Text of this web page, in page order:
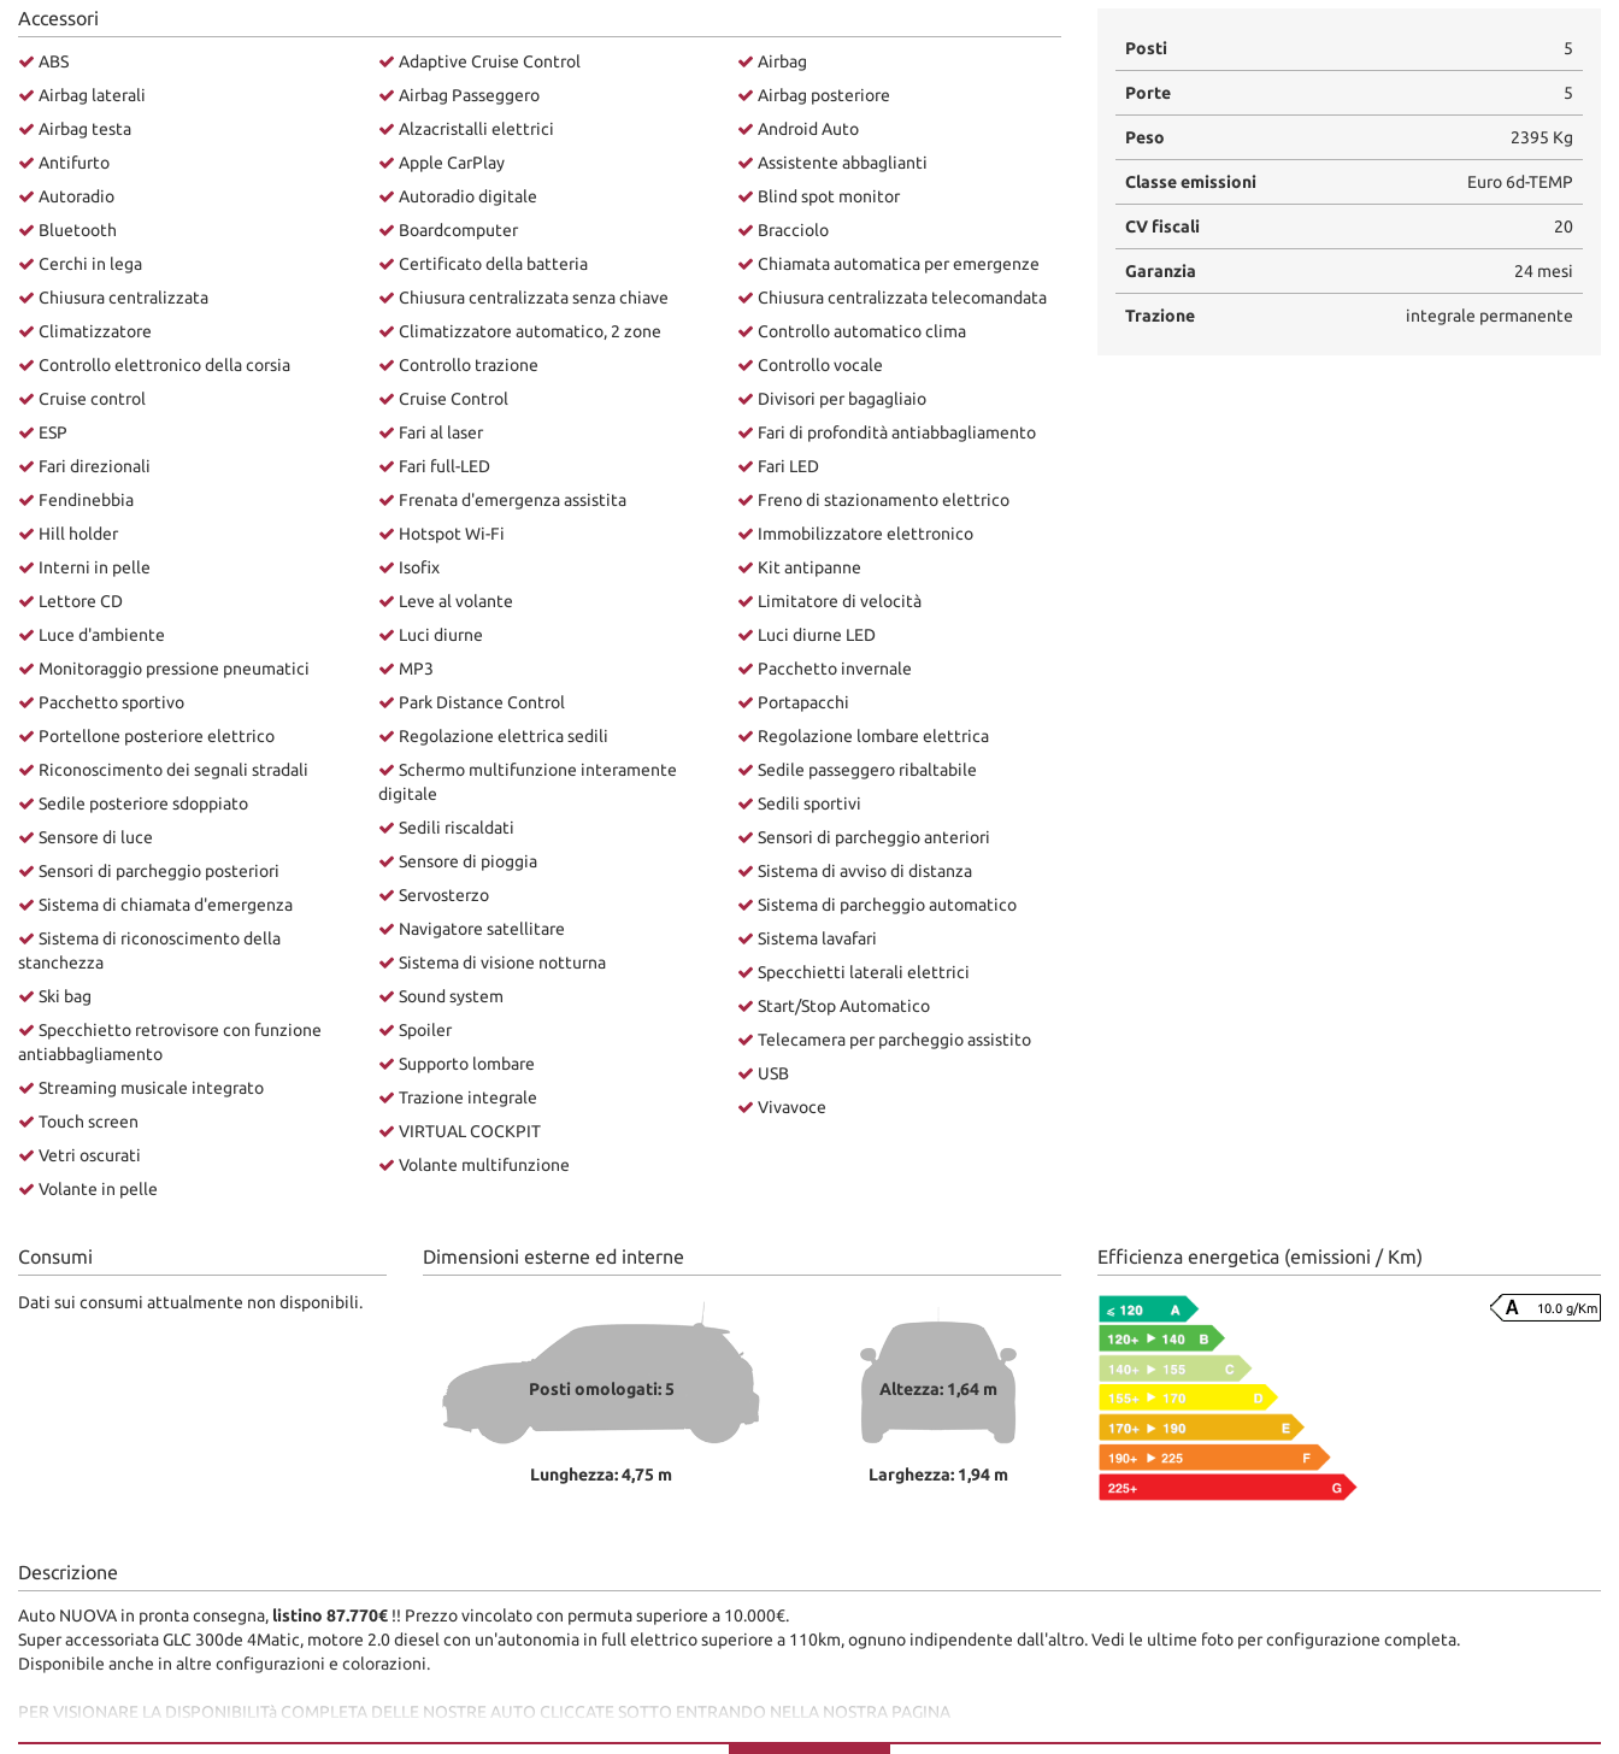
Accessori
ABS
Airbag laterali
Airbag testa
Antifurto
Autoradio
Bluetooth
Cerchi in lega
Chiusura centralizzata
Climatizzatore
Controllo elettronico della corsia
Cruise control
ESP
Fari direzionali
Fendinebbia
Hill holder
Interni in pelle
Lettore CD
Luce d'ambiente
Monitoraggio pressione pneumatici
Pacchetto sportivo
Portellone posteriore elettrico
Riconoscimento dei segnali stradali
Sedile posteriore sdoppiato
Sensore di luce
Sensori di parcheggio posteriori
Sistema di chiamata d'emergenza
Sistema di riconoscimento della
stanchezza
Ski bag
Specchietto retrovisore con funzione
antiabbagliamento
Streaming musicale integrato
Touch screen
Vetri oscurati
Volante in pelle
Adaptive Cruise Control
Airbag Passeggero
Alzacristalli elettrici
Apple CarPlay
Autoradio digitale
Boardcomputer
Certificato della batteria
Chiusura centralizzata senza chiave
Climatizzatore automatico, 2 zone
Controllo trazione
Cruise Control
Fari al laser
Fari full-LED
Frenata d'emergenza assistita
Hotspot Wi-Fi
Isofix
Leve al volante
Luci diurne
MP3
Park Distance Control
Regolazione elettrica sedili
Schermo multifunzione interamente
digitale
Sedili riscaldati
Sensore di pioggia
Servosterzo
Navigatore satellitare
Sistema di visione notturna
Sound system
Spoiler
Supporto lombare
Trazione integrale
VIRTUAL COCKPIT
Volante multifunzione
Airbag
Airbag posteriore
Android Auto
Assistente abbaglianti
Blind spot monitor
Bracciolo
Chiamata automatica per emergenze
Chiusura centralizzata telecomandata
Controllo automatico clima
Controllo vocale
Divisori per bagagliaio
Fari di profondità antiabbagliamento
Fari LED
Freno di stazionamento elettrico
Immobilizzatore elettronico
Kit antipanne
Limitatore di velocità
Luci diurne LED
Pacchetto invernale
Portapacchi
Regolazione lombare elettrica
Sedile passeggero ribaltabile
Sedili sportivi
Sensori di parcheggio anteriori
Sistema di avviso di distanza
Sistema di parcheggio automatico
Sistema lavafari
Specchietti laterali elettrici
Start/Stop Automatico
Telecamera per parcheggio assistito
USB
Vivavoce
Posti 5
Porte 5
Peso 2395 Kg
Classe emissioni Euro 6d-TEMP
CV fiscali 20
Garanzia 24 mesi
Trazione integrale permanente
Consumi
Dati sui consumi attualmente non disponibili.
Dimensioni esterne ed interne
Posti omologati: 5
Lunghezza: 4,75 m
Altezza: 1,64 m
Larghezza: 1,94 m
Efficienza energetica (emissioni / Km)
10.0 g/Km
Descrizione
Auto NUOVA in pronta consegna, listino 87.770€ !! Prezzo vincolato con permuta superiore a 10.000€.
Super accessoriata GLC 300de 4Matic, motore 2.0 diesel con un'autonomia in full elettrico superiore a 110km, ognuno indipendente dall'altro. Vedi le ultime foto per configurazione completa.
Disponibile anche in altre configurazioni e colorazioni.
PER VISIONARE LA DISPONIBILITà COMPLETA DELLE NOSTRE AUTO CLICCATE SOTTO ENTRANDO NELLA NOSTRA PAGINA